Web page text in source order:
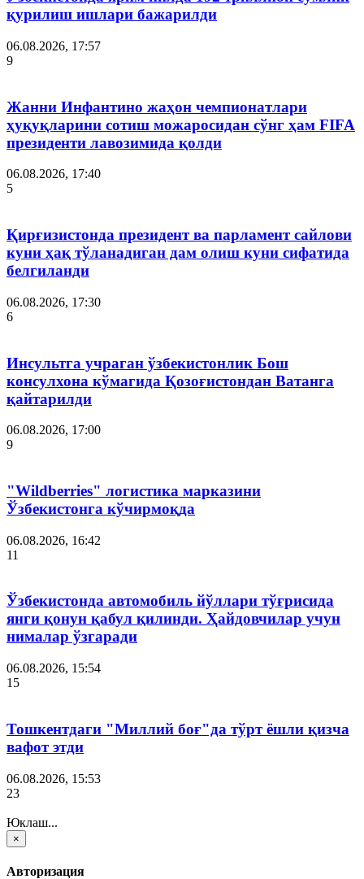
қурилиш ишлари бажарилди
06.08.2026, 17:57
9
Жанни Инфантино жаҳон чемпионатлари
ҳуқуқларини сотиш можаросидан сўнг ҳам FIFA
президенти лавозимида қолди
06.08.2026, 17:40
5
Қирғизистонда президент ва парламент сайлови
куни ҳақ тўланадиган дам олиш куни сифатида
белгиланди
06.08.2026, 17:30
6
Инсультга учраган ўзбекистонлик Бош
консулхона кўмагида Қозоғистондан Ватанга
қайтарилди
06.08.2026, 17:00
9
"Wildberries" логистика марказини
Ўзбекистонга кўчирмоқда
06.08.2026, 16:42
11
Ўзбекистонда автомобиль йўллари тўғрисида
янги қонун қабул қилинди. Ҳайдовчилар учун
нималар ўзгаради
06.08.2026, 15:54
15
Тошкентдаги "Миллий боғ"да тўрт ёшли қизча
вафот этди
06.08.2026, 15:53
23
Юклаш...
×
Авторизация